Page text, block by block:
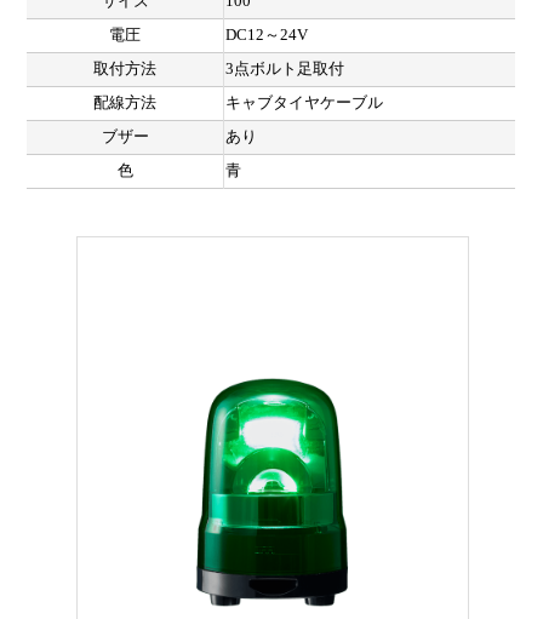
電圧
DC12～24V
取付方法
3点ボルト足取付
配線方法
キャブタイヤケーブル
ブザー
あり
色
青